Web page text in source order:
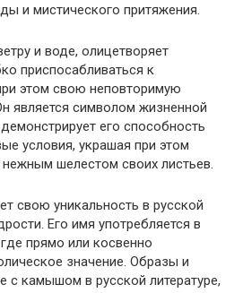
и мистического притяжения.
и воде, олицетворяет
приспосабливаться к
этом свою неповторимую
является символом жизненной
его способность
условия, украшая при этом
шелестом своих листьев.
свою уникальность в русской
Его имя употребляется в
прямо или косвенно
значение. Образы и
с камышом в русской литературе,